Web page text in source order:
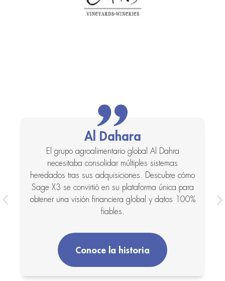
Al Dahara
El grupo agroalimentario global Al Dahra
necesitaba consolidar múltiples sistemas
heredados tras sus adquisiciones. Descubre cómo
Sage X3 se convirtió en su plataforma única para
obtener una visión financiera global y datos 100%
fiables.
Conoce la historia